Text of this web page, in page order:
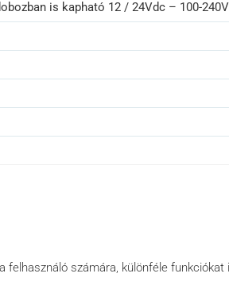
is kapható 12 / 24Vdc – 100-
számára, különféle